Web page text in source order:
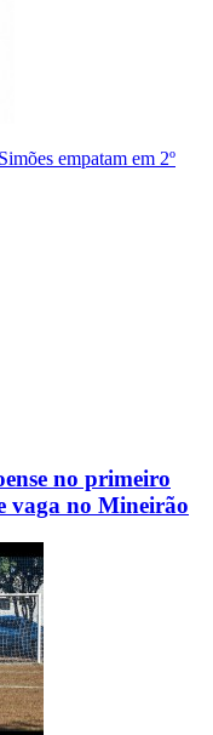
empatam em 2º
no primeiro
vaga no Mineirão